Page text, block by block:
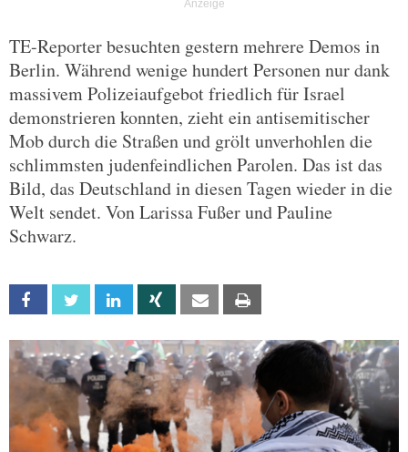
TE-Reporter besuchten gestern mehrere Demos in
Berlin. Während wenige hundert Personen nur dank
massivem Polizeiaufgebot friedlich für Israel
demonstrieren konnten, zieht ein antisemitischer
Mob durch die Straßen und grölt unverhohlen die
schlimmsten judenfeindlichen Parolen. Das ist das
Bild, das Deutschland in diesen Tagen wieder in die
Welt sendet. Von Larissa Fußer und Pauline
Schwarz.
Facebook Twitter Linkedin Xing Email